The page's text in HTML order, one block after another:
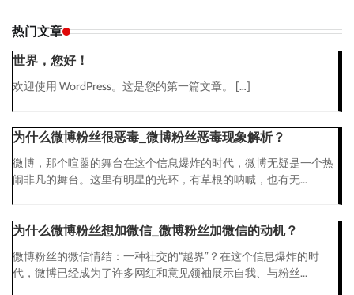
热门文章
世界，您好！
欢迎使用 WordPress。这是您的第一篇文章。 […]
为什么微博粉丝很恶毒_微博粉丝恶毒现象解析？
微博，那个喧嚣的舞台在这个信息爆炸的时代，微博无疑是一个热
闹非凡的舞台。这里有明星的光环，有草根的呐喊，也有无...
为什么微博粉丝想加微信_微博粉丝加微信的动机？
微博粉丝的微信情结：一种社交的“越界”？在这个信息爆炸的时
代，微博已经成为了许多网红和意见领袖展示自我、与粉丝...